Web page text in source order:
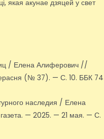
якая акунае дзяцей у свет
/ Елена Алиферович //
(№ 37). — С. 10. ББК 74
наследия / Елена
— 2025. — 21 мая. — С.